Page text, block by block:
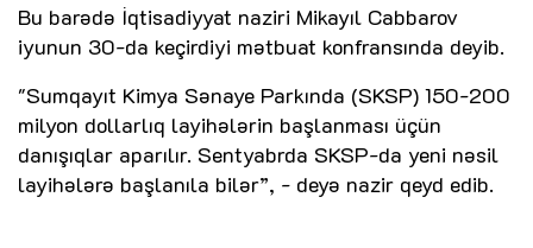
Bu barədə İqtisadiyyat naziri Mikayıl Cabbarov
iyunun 30-da keçirdiyi mətbuat konfransında deyib.
"Sumqayıt Kimya Sənaye Parkında (SKSP) 150-200
milyon dollarlıq layihələrin başlanması üçün
danışıqlar aparılır. Sentyabrda SKSP-da yeni nəsil
layihələrə başlanıla bilər”, - deyə nazir qeyd edib.